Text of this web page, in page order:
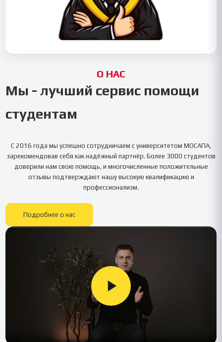
О НАС
Мы - лучший сервис помощи
студентам
С 2016 года мы успешно сотрудничаем с университетом МОСАПА
зарекомендовав себя как надёжный партнёр. Более 3000 студентов
доверили нам свою помощь, и многочисленные положительные
отзывы подтверждают нашу высокую квалификацию и
профессионализм.
Подробнее о нас